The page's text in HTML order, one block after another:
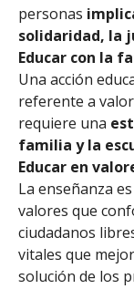
personas
solidaridad, la
Educar con la
Una acción
referente a
requiere una
familia y la
Educar en
La enseñanza
valores que
ciudadanos
vitales que
solución de los